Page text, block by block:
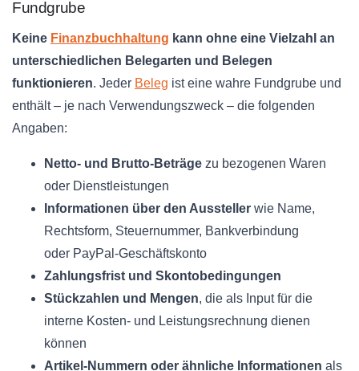
Fundgrube
Keine Finanzbuchhaltung kann ohne eine Vielzahl an
unterschiedlichen Belegarten und Belegen
funktionieren. Jeder Beleg ist eine wahre Fundgrube und
enthält – je nach Verwendungszweck – die folgenden
Angaben:
Netto- und Brutto-Beträge zu bezogenen Waren
oder Dienstleistungen
Informationen über den Aussteller wie Name,
Rechtsform, Steuernummer, Bankverbindung
oder PayPal-Geschäftskonto
Zahlungsfrist und Skontobedingungen
Stückzahlen und Mengen, die als Inputfür die
interne Kosten- und Leistungsrechnung dienen
können
Artikel-Nummern oder ähnliche Informationen als